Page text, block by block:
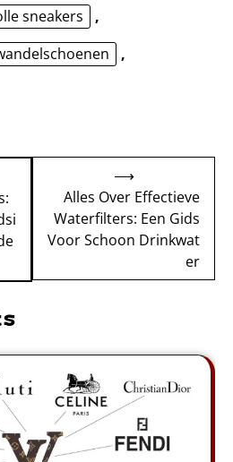
sneakers
,
,
Alles Over Effectieve
Waterfilters: Een Gids
Voor Schoon Drinkwat
er
⟶